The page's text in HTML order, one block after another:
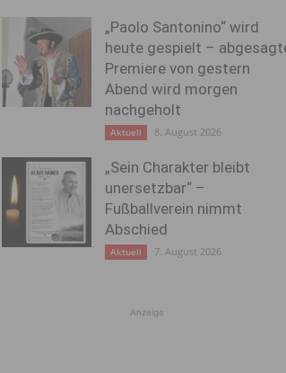
„Paolo Santonino“ wird
heute gespielt –
Premiere von gestern
Abend wird morgen
nachgeholt
Aktuell 8. August 2026
„Sein Charakter bleibt
unersetzbar“ –
Fußballverein nimmt
Abschied
Aktuell 7. August 2026
Anzeige